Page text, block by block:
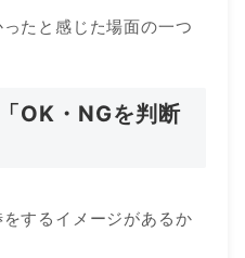
たと感じた場面の一つ
OK・NGを判断
するイメージがあるか